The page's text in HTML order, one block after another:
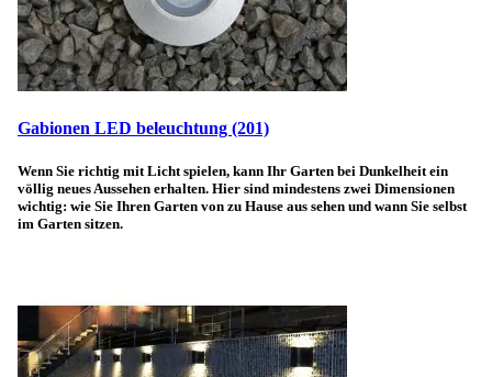
Gabionen LED beleuchtung (201)
Wenn Sie richtig mit Licht spielen, kann Ihr Garten bei Dunkelheit ein
völlig neues Aussehen erhalten. Hier sind mindestens zwei Dimensionen
wichtig: wie Sie Ihren Garten von zu Hause aus sehen und wann Sie selbst
im Garten sitzen.